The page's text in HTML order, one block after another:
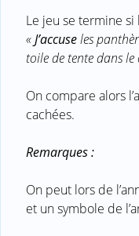
Le jeu se termine si
«J’accuseles
toile de tente dans
On compare alors
cachées.
Remarques :
On peut lors de
et un symbole de